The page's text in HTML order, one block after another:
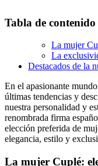
Tabla de contenido
La mujer
La
Destacados de la
En el apasionante
últimas tendencias y
nuestra personalidad y
renombrada firma
elección preferida de
elegancia, estilo y
La mujer Cuplé: